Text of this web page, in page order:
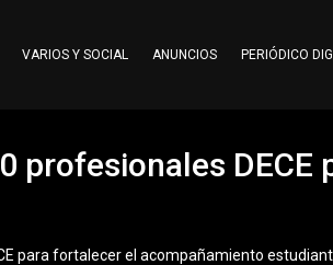
VARIOS Y SOCIAL ANUNCIOS PERIÓDICO
profesionales DECE
para fortalecer el acompañamiento